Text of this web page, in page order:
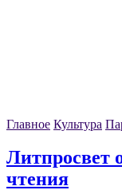
Главное Культура
Литпросвет
чтения